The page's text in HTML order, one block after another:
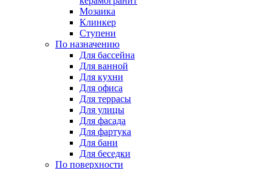
Мозаика
Клинкер
Ступени
По назначению
Для бассейна
Для ванной
Для кухни
Для офиса
Для террасы
Для улицы
Для фасада
Для фартука
Для бани
Для беседки
По поверхности